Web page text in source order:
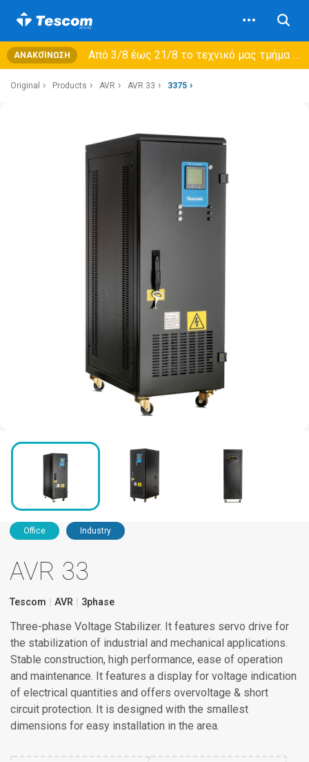
ΑΝΑΚΟΊΝΩΣΗ Από 3/8 έως 21/8 τo τεχνικό μας τμήμα θα εξυπηρετεί μόνο συμβόλαια συντήρησης και όχι νέες παραλαβές →
Original Products AVR AVR 33 3375
Office Industry
AVR 33
Tescom AVR 3phase
Three-phase Voltage Stabilizer. It features servo drive for
the stabilization of industrial and mechanical applications.
Stable construction, high performance, ease of operation
and maintenance. It features a display for voltage indication
of electrical quantities and offers overvoltage & short
circuit protection. It is designed with the smallest
dimensions for easy installation in the area.